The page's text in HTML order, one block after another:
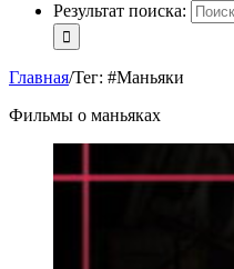
Результат поиска:
Главная/Тег: #Маньяки
Фильмы о маньяках